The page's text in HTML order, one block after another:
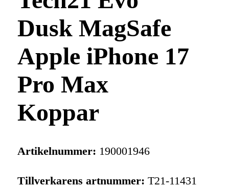
Dusk MagSafe
Apple iPhone 17
Pro Max
Koppar
Artikelnummer: 190001946
Tillverkarens artnummer: T21-11431